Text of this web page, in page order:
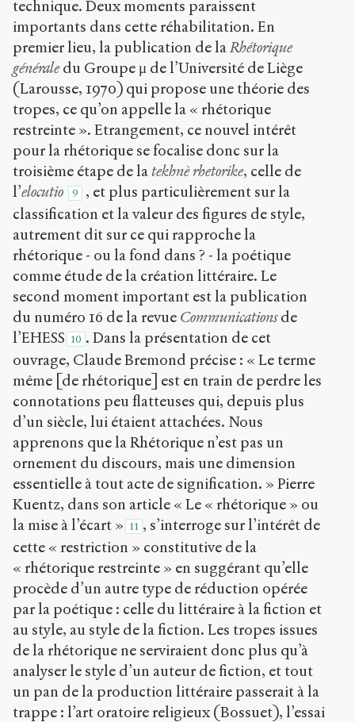
technique. Deux moments paraissent
importants dans cette réhabilitation. En
premier lieu, la publication de laRhétorique
généraledu Groupe μ de l’Université de Liège
(Larousse, 1970) qui propose une théorie des
tropes, ce qu’on appelle la « rhétorique
restreinte ». Etrangement, ce nouvel intérêt
pour la rhétorique se focalise donc sur la
troisième étape de latekhnèrhetorike, celle de
l’elocutio 9
, et plus particulièrement sur la
classification et la valeur des figures de style,
autrement dit sur ce qui rapproche la
rhétorique - ou la fond dans ? - la poétique
comme étude de la création littéraire. Le
second moment important est la publication
du numéro 16 de la revue Communicationsde
l’EHESS 10 . Dans la présentation de cet
ouvrage, Claude Bremond précise : « Le terme
même [de rhétorique] est en train de perdre les
connotations peu flatteuses qui, depuis plus
d’un siècle, lui étaient attachées. Nous
apprenons que la Rhétorique n’est pas un
ornement du discours, mais une dimension
essentielle à tout acte de signification. » Pierre
Kuentz, dans son article « Le « rhétorique » ou
la mise à l’écart » 11 , s’interroge sur l’intérêt de
cette « restriction » constitutive de la
« rhétorique restreinte » en suggérant qu’elle
procède d’un autre type de réduction opérée
par la poétique : celle du littéraire à la fiction et
au style, au style de la fiction. Les tropes issues
de la rhétorique ne serviraient donc plus qu’à
analyser le style d’un auteur de fiction, et tout
un pan de la production littéraire passerait à la
trappe : l’art oratoire religieux (Bossuet), l’essai